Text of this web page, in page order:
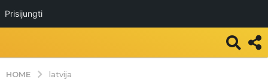
Prisijungti
HOME latvija